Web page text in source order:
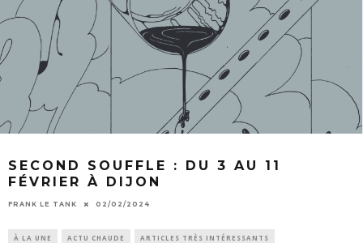
SECOND SOUFFLE : DU 3 AU 11
FÉVRIER À DIJON
FRANK LE TANK 02/02/2024
À LA UNE ACTU CHAUDE ARTICLES TRÈS INTÉRESSANTS